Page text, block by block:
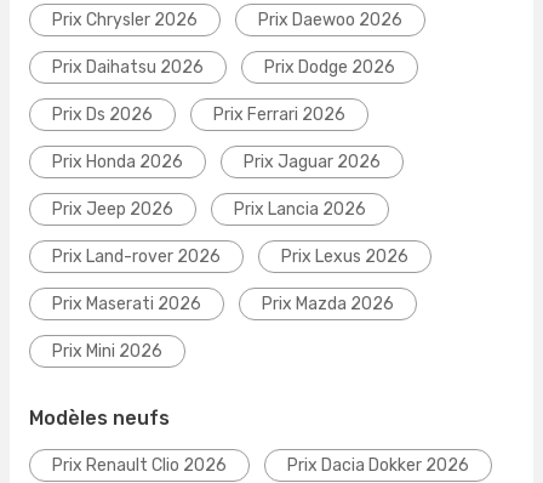
Prix Chrysler 2026 Prix Daewoo 2026
Prix Daihatsu 2026 Prix Dodge 2026
Prix Ds 2026 Prix Ferrari 2026
Prix Honda 2026 Prix Jaguar 2026
Prix Jeep 2026 Prix Lancia 2026
Prix Land-rover 2026 Prix Lexus 2026
Prix Maserati 2026 Prix Mazda 2026
Prix Mini 2026
Modèles neufs
Prix Renault Clio 2026 Prix Dacia Dokker 2026